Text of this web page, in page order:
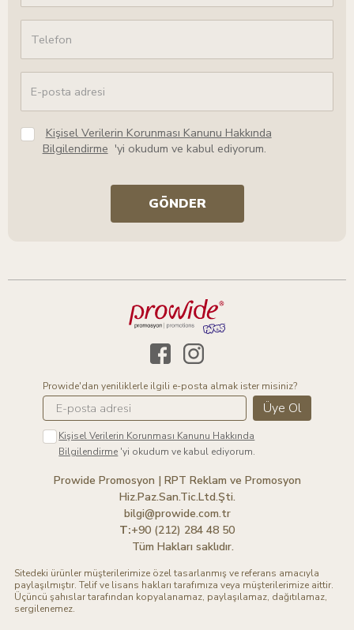
Kişisel Verilerin Korunması Kanunu Hakkında
Bilgilendirme 'yi okudum ve kabul ediyorum.
GÖNDER
Prowide'dan yeniliklerle ilgili e-posta almak ister misiniz?
Üye Ol
Kişisel Verilerin Korunması Kanunu Hakkında
Bilgilendirme 'yi okudum ve kabul ediyorum.
Prowide Promosyon | RPT Reklam ve Promosyon
Hiz.Paz.San.Tic.Ltd.Şti.
bilgi@prowide.com.tr
T:+90 (212) 284 48 50
Tüm Hakları saklıdır.
Sitedeki ürünler müşterilerimize özel tasarlanmış ve referans amacıyla
paylaşılmıştır. Telif ve lisans hakları tarafımıza veya müşterilerimize aittir.
Üçüncü şahıslar tarafından kopyalanamaz, paylaşılamaz, dağıtılamaz,
sergilenemez.